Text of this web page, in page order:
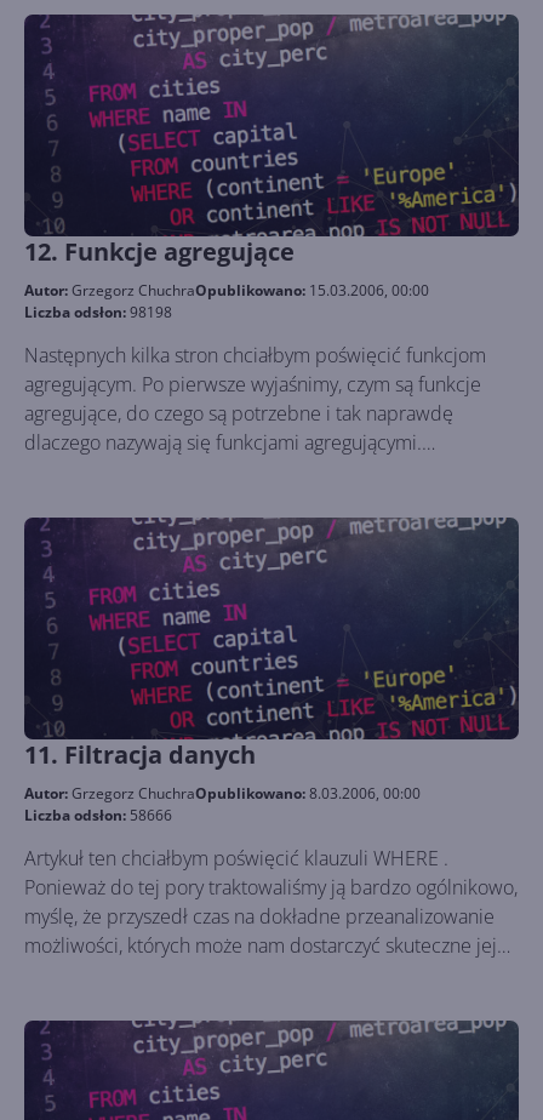
12. Funkcje agregujące
Autor:Grzegorz ChuchraOpublikowano: 15.03.2006, 00:00
Liczba odsłon:98198
Następnych kilka stron chciałbym poświęcić funkcjom
agregującym. Po pierwsze wyjaśnimy, czym są funkcje
agregujące, do czego są potrzebne i tak naprawdę
dlaczego nazywają się funkcjami agregującymi.
11. Filtracja danych
Autor:Grzegorz ChuchraOpublikowano:8.03.2006, 00:00
Liczba odsłon: 58666
Artykuł ten chciałbym poświęcić klauzuli WHERE .
Ponieważ do tej pory traktowaliśmy ją bardzo ogólnikowo,
myślę, że przyszedł czas na dokładne przeanalizowanie
możliwości, których może nam dostarczyć skuteczne jej